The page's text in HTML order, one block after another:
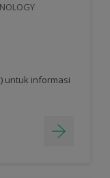
untuk informasi